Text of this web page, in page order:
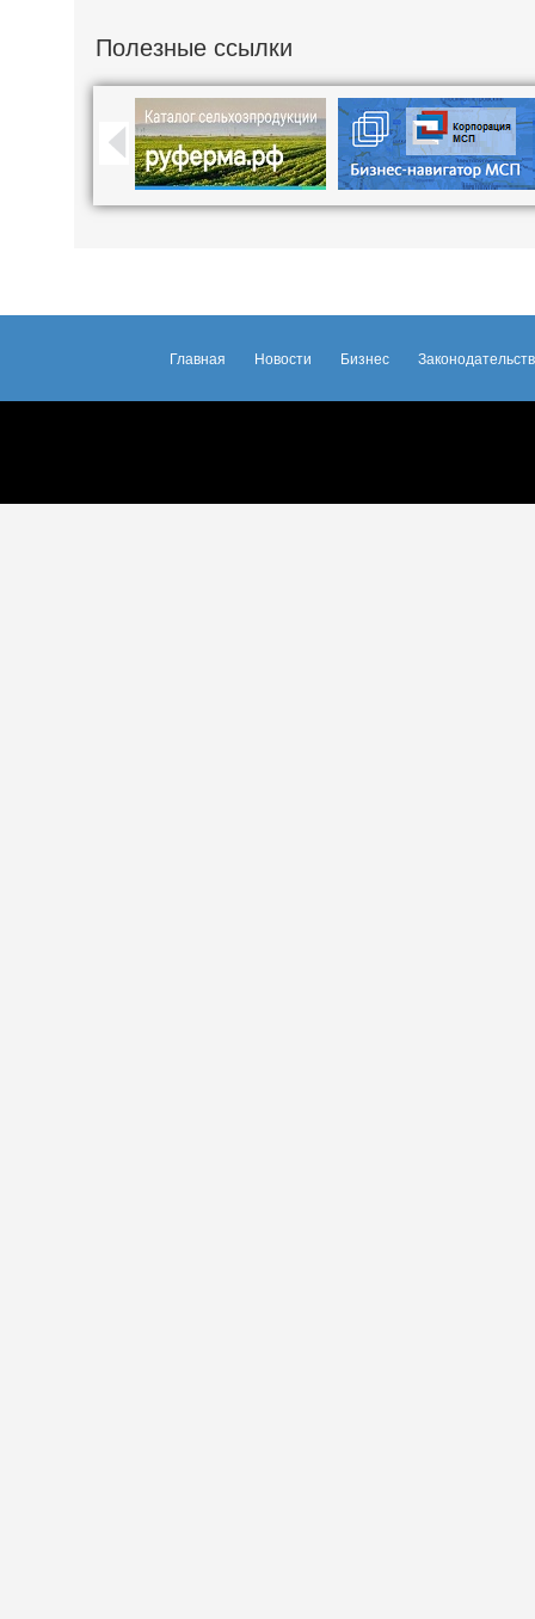
Полезные ссылки
Главная Новости Бизнес